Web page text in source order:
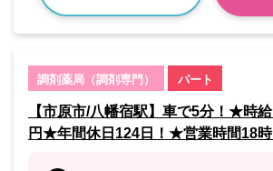
調剤薬局（調剤専門） パート
【市原市/八幡宿駅】車で5分！★時
円★年間休日124日！★営業時間18時